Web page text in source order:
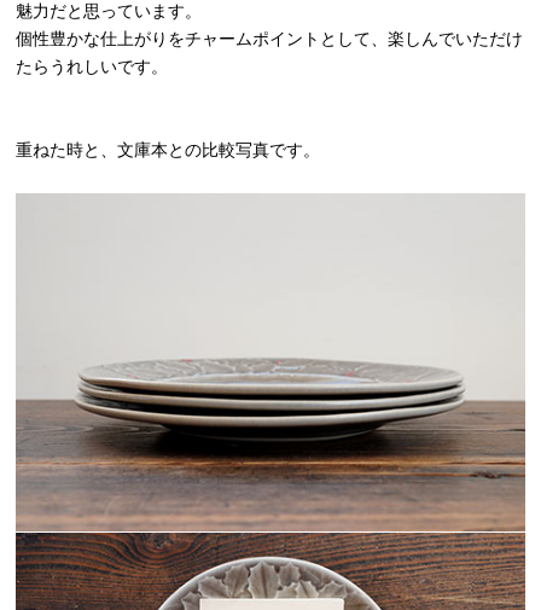
魅力だと思っています。
個性豊かな仕上がりをチャームポイントとして、楽しんでいただけ
たらうれしいです。
重ねた時と、文庫本との比較写真です。